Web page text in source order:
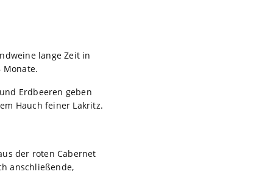
lange Zeit in
Monate.
Erdbeeren geben
Hauch feiner Lakritz.
der roten Cabernet
anschließende,